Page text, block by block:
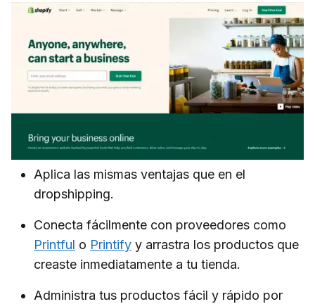
Aplica las mismas ventajas que en el
dropshipping.
Conecta fácilmente con proveedores como
Printful o Printify y arrastra los productos que
creaste inmediatamente a tu tienda.
Administra tus productos fácil y rápido por